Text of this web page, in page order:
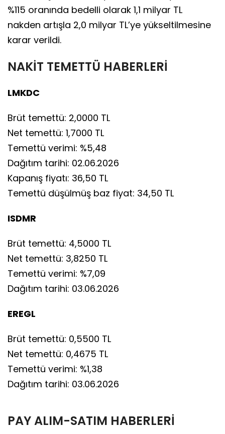
%115 oranında bedelli olarak 1,1 milyar TL
nakden artışla 2,0 milyar TL’ye yükseltilmesine
karar verildi.
NAKİT TEMETTÜ HABERLERİ
LMKDC
Brüt temettü: 2,0000 TL
Net temettü: 1,7000 TL
Temettü verimi: %5,48
Dağıtım tarihi: 02.06.2026
Kapanış fiyatı: 36,50 TL
Temettü düşülmüş baz fiyat: 34,50 TL
ISDMR
Brüt temettü: 4,5000 TL
Net temettü: 3,8250 TL
Temettü verimi: %7,09
Dağıtım tarihi: 03.06.2026
EREGL
Brüt temettü: 0,5500 TL
Net temettü: 0,4675 TL
Temettü verimi: %1,38
Dağıtım tarihi: 03.06.2026
PAY ALIM-SATIM HABERLERİ